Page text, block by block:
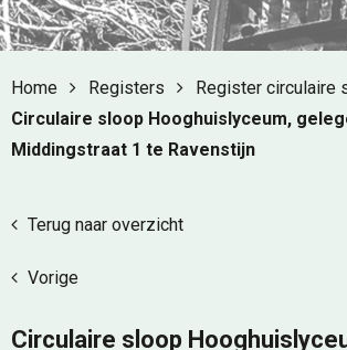
Home Registers
Register circulaire
Circulaire sloop Hooghuislyceum,
Middingstraat 1 te Ravenstijn
Terug naar overzicht
Vorige
Circulaire sloop